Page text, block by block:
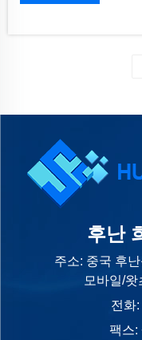
후난
주소: 중국 후
모바일/왓
전화:
팩스: